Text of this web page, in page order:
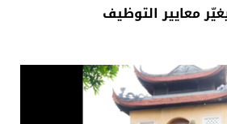
معايير التوظيف